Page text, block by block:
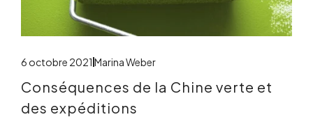
6 octobre 2021 Marina Weber
Conséquences de la Chine verte et
des expéditions